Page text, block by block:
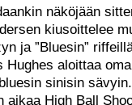
näköjään
kiusoittelee
ja ”Bluesin”
Hughes aloittaa
sinisin
aikaa High Ball